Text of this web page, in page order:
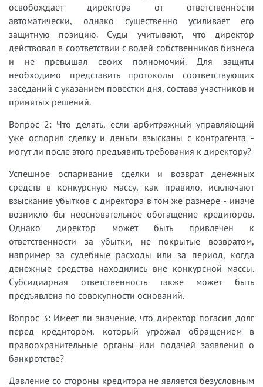
освобождает директора от ответственности
автоматически, однако существенно усиливает его
защитную позицию. Суды учитывают, что директор
действовал в соответствии с волей собственников бизнеса
и не превышал своих полномочий. Для защиты
необходимо представить протоколы соответствующих
заседаний с указанием повестки дня, состава участников и
принятых решений.
Вопрос 2: Что делать, если арбитражный управляющий
уже оспорил сделку и деньги взысканы с контрагента -
могут ли после этого предъявить требования к директору?
Успешное оспаривание сделки и возврат денежных
средств в конкурсную массу, как правило, исключают
взыскание убытков с директора в том же размере - иначе
возникло бы неосновательное обогащение кредиторов.
Однако директор может быть привлечен к
ответственности за убытки, не покрытые возвратом,
например за судебные расходы или за период, когда
денежные средства находились вне конкурсной массы.
Субсидиарная ответственность также может быть
предъявлена по совокупности оснований.
Вопрос 3: Имеет ли значение, что директор погасил долг
перед кредитором, который угрожал обращением в
правоохранительные органы или подачей заявления о
банкротстве?
Давление со стороны кредитора не является безусловным